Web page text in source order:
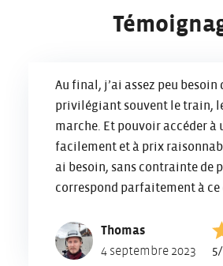
Au final, j’ai assez peu besoin
privilégiant souvent le train,
marche. Et pouvoir accéder à
facilement et à prix
ai besoin, sans contrainte de
correspond parfaitement à ce
Thomas
4 septembre 2023